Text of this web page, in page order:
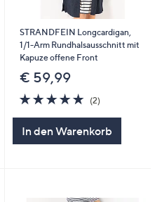
STRANDFEIN Longcardigan,
1/1-Arm Rundhalsausschnitt mit
Kapuze offene Front
€ 59,99
5.0
von
(2)2
In den Warenkorb